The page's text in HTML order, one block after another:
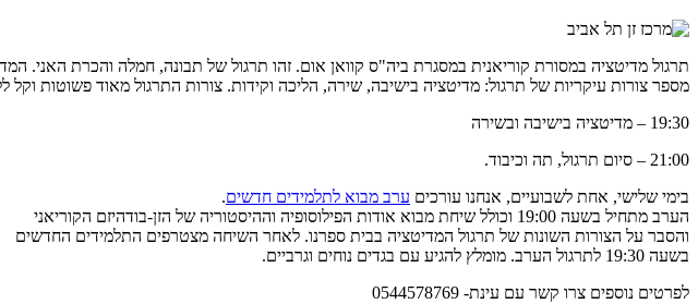
תרגול מדיטציה במסורת קוריאנית במסגרת ביה"ס קוואן אום. זהו תרגול של תבונה, חמלה והכרת האני.
מספר צורות עיקריות של תרגול: מדיטציה בישיבה, שירה, הליכה וקידות. צורות התרגול מאוד פשוטות
19:30 – מדיטציה בישיבה ובשירה
21:00 – סיום תרגול, תה וכיבוד.
בימי שלישי, אחת לשבועיים, אנחנו עורכים ערב מבוא לתלמידים חדשים.
הערב מתחיל בשעה 19:00 וכולל שיחת מבוא אודות הפילוסופיה וההיסטוריה של הזן-בודהיזם הקוריאני
והסבר על הצורות השונות של תרגול המדיטציה בבית ספרנו. לאחר השיחה מצטרפים התלמידים החדשים
בשעה 19:30 לתרגול הערב. מומלץ להגיע עם בגדים נוחים וגרביים.
לפרטים נוספים צרו קשר עם עינת- 0544578769